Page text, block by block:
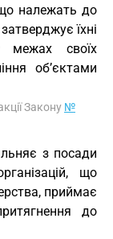
що належать до
їхні
межах своїх
об’єктами
Закону №
з посади
що
приймає
до